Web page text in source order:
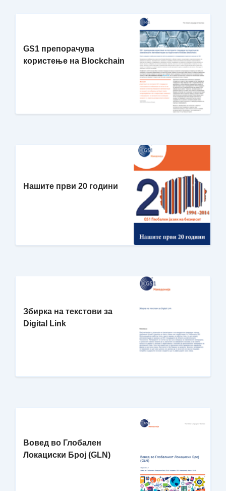
GS1 препорачува
користење на Blockchain
Нашите први 20 години
Збирка на текстови за
Digital Link
Вовед во Глобален
Локациски Број (GLN)